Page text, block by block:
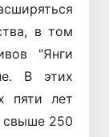
в том
"Янги
В этих
пяти лет
свыше 250